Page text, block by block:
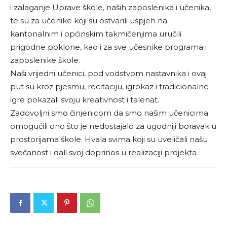
i zalaganje Uprave škole, naših zaposlenika i učenika,
te su za učenike koji su ostvarili uspjeh na
kantonalnim i općinskim takmičenjima uručili
prigodne poklone, kao i za sve učesnike programa i
zaposlenike škole.
Naši vrijedni učenici, pod vodstvom nastavnika i ovaj
put su kroz pjesmu, recitaciju, igrokaz i tradicionalne
igre pokazali svoju kreativnost i talenat.
Zadovoljni smo činjenicom da smo našim učenicima
omogućili ono što je nedostajalo za ugodniji boravak u
prostorijama škole. Hvala svima koji su uveličali našu
svečanost i dali svoj doprinos u realizaciji projekta